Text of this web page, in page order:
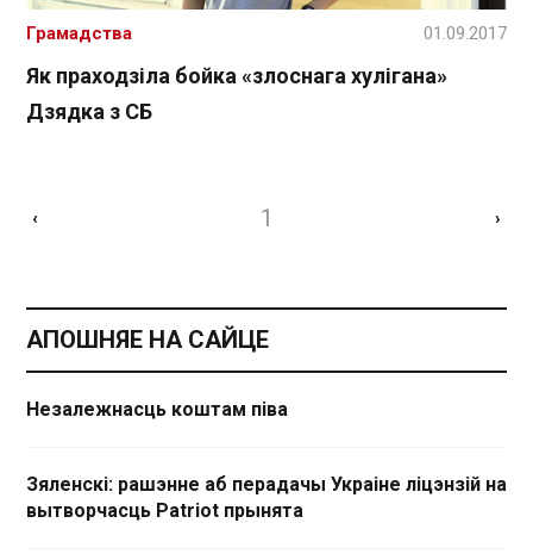
Як праходзіла бойка «злоснага хулігана»
Дзядка з СБ
Грамадства 01.09.2017
‹ 1 ›
АПОШНЯЕ НА САЙЦЕ
Незалежнасць коштам піва
Зяленскі: рашэнне аб перадачы Украіне ліцэнзій на
вытворчасць Patriot прынята